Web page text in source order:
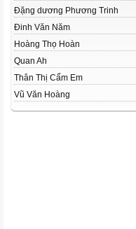
Đặng dương Phương Trinh
Đinh Văn Năm
Hoàng Thọ Hoàn
Quan Ah
Thân Thị Cẩm Em
Vũ Văn Hoàng